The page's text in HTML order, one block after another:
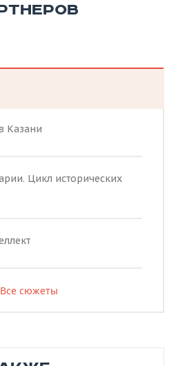
Казани
Цикл исторических
Все сюжеты